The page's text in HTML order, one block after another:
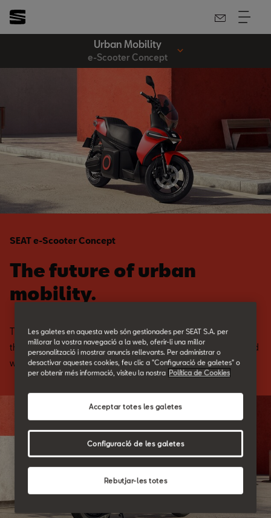
Urban Mobility
e-Scooter Concept
SEAT e-Scooter Concept
The future of urban
mobility.
The SEAT e-Scooter Concept is the new, electrified way to move
through your city with ease. Fully electric. High performance. And
with a view to the future.
Les galetes en aquesta web són gestionades per SEAT S.A. per
millorar la vostra navegació a la web, oferir-li una millor
personalització i mostrar anuncis rellevants. Per administrar o
desactivar aquestes cookies, feu clic a "Configuració de galetes" o
per obtenir més informació, visiteu la nostra Política de Cookies
Rebutjar-les totes
Acceptar totes les galetes
Configuració de les galetes